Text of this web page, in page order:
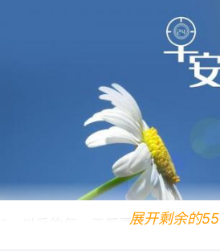
6、以后的每一天都要昂首挺胸，不
展开剩余的